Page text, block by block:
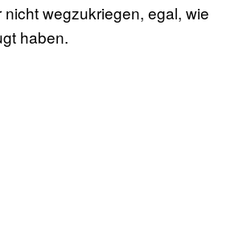
nicht wegzukriegen, egal, wie
haben.